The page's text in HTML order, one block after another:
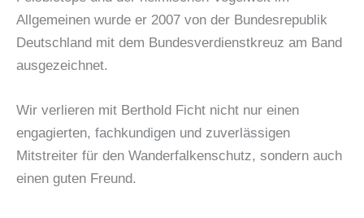
Allgemeinen wurde er 2007 von der Bundesrepublik
Deutschland mit dem Bundesverdienstkreuz am Band
ausgezeichnet.
Wir verlieren mit Berthold Ficht nicht nur einen
engagierten, fachkundigen und zuverlässigen
Mitstreiter für den Wanderfalkenschutz, sondern auch
einen guten Freund.